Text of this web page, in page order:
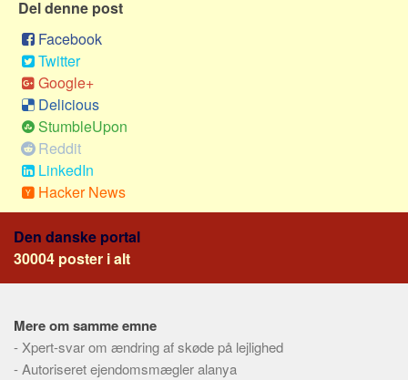
Grækenland
USA
Alle
Nøgleord
Bolig
Job
Virksomhed
Investering
Pension og opsparing
Transport
Alle
Del denne post
Facebook
Twitter
Google+
Delicious
StumbleUpon
Reddit
LinkedIn
Hacker News
Den danske portal
30004 poster i alt
Mere om samme emne
- Xpert-svar om ændring af skøde på lejlighed
-Autoriseret ejendomsmægler alanya